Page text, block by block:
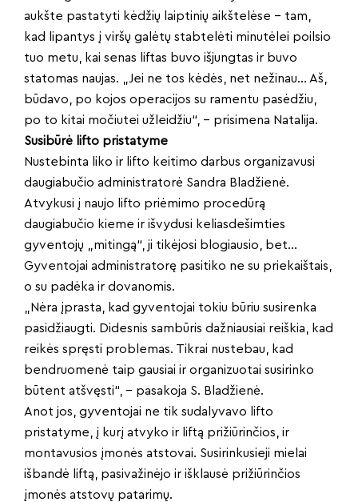
aukšte pastatyti kėdžių laiptinių aikštelėse – tam,
kad lipantys į viršų galėtų stabtelėti minutėlei poilsio
tuo metu, kai senas liftas buvo išjungtas ir buvo
statomas naujas. „Jei ne tos kėdės, net nežinau… Aš,
būdavo, po kojos operacijos su ramentu pasėdžiu,
po to kitai močiutei užleidžiu“, – prisimena Natalija.
Susibūrė lifto pristatyme
Nustebinta liko ir lifto keitimo darbus organizavusi
daugiabučio administratorė Sandra Bladžienė.
Atvykusi į naujo lifto priėmimo procedūrą
daugiabučio kieme ir išvydusi keliasdešimties
gyventojų „mitingą“, ji tikėjosi blogiausio, bet…
Gyventojai administratorę pasitiko ne su priekaištais,
o su padėka ir dovanomis.
„Nėra įprasta, kad gyventojai tokiu būriu susirenka
pasidžiaugti. Didesnis sambūris dažniausiai reiškia, kad
reikės spręsti problemas. Tikrai nustebau, kad
bendruomenė taip gausiai ir organizuotai susirinko
būtent atšvęsti“, – pasakoja S. Bladžienė.
Anot jos, gyventojai ne tik sudalyvavo lifto
pristatyme, į kurį atvyko ir liftą prižiūrinčios, ir
montavusios įmonės atstovai. Susirinkusieji mielai
išbandė liftą, pasivažinėjo ir išklausė prižiūrinčios
įmonės atstovų patarimų.